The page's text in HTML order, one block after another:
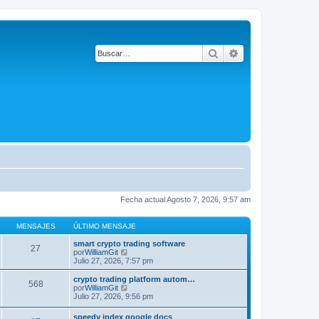
Buscar
Fecha actual Agosto 7, 2026, 9:57 am
MENSAJES ÚLTIMO MENSAJE
27
smart crypto trading software
porWilliamGit
e
r
ú
l
t
m
Julio 27, 2026, 7:57 pm
568
crypto trading platform autom…
porWilliamGit
e
Julio 27, 2026, 9:56 pm
speedy index google docs